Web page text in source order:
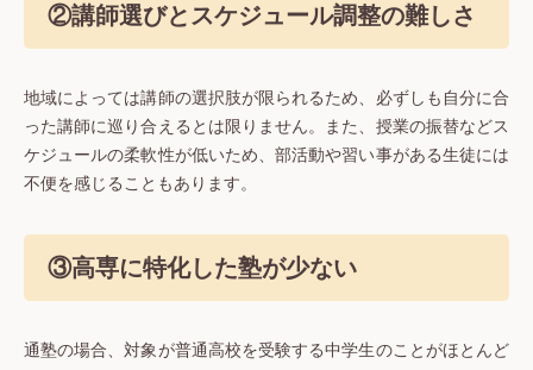
②講師選びとスケジュール調整の難しさ
地域によっては講師の選択肢が限られるため、必ずしも自分に合
った講師に巡り合えるとは限りません。また、授業の振替などス
ケジュールの柔軟性が低いため、部活動や習い事がある生徒には
不便を感じることもあります。
③高専に特化した塾が少ない
通塾の場合、対象が普通高校を受験する中学生のことがほとんど